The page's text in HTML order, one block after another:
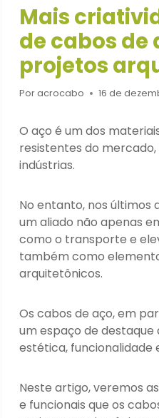
Mais
de cabos de
projetos
Poracrocabo 16 de
O aço é um dos
resistentes do
indústrias.
No entanto, nos últimos
um aliado não apenas
como o transporte e
também como
arquitetônicos.
Os cabos de aço, em
um espaço de destaque
estética, funcionalidade
Neste artigo, veremos
e funcionais que os